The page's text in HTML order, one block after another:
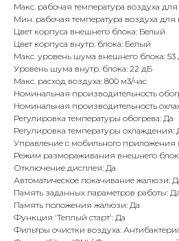
Макс. рабочая температура воздуха для
Мин. рабочая температура воздуха для
Цвет корпуса внешнего блока: Белый
Цвет корпуса внутр. блока: Белый
Макс. уровень шума внешнего блока: 53
Уровень шума внутр. блока: 22 дБ
Макс. расход воздуха: 800 м3/час
Номинальная производительность
Номинальная производительность
Регулировка температуры обогрева: Да
Регулировка температуры охлаждения:
Управление c мобильного приложения
Режим размораживания внешнего
Отключение дисплея: Да
Автоматическое покачивание жалюзи:
Память заданных параметров работы: Да
Память положения жалюзи: Да
Функция 'Теплый старт': Да
Фильтры очистки воздуха: